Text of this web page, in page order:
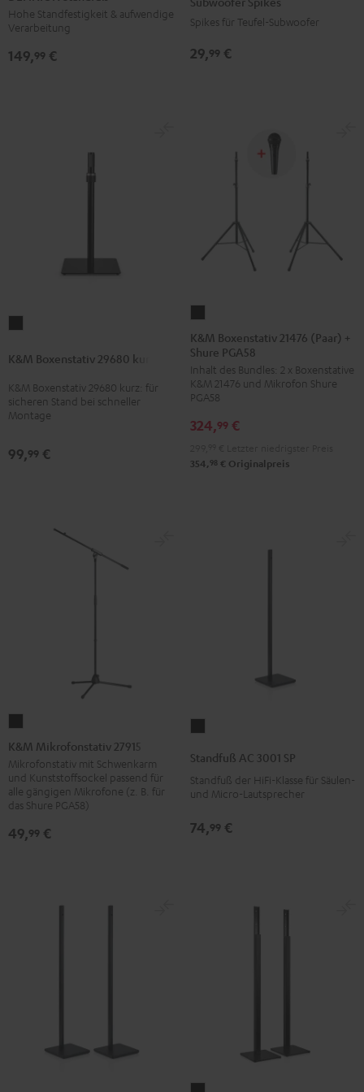
Anthrazit
Hohe Standfestigkeit & aufwendige
Verarbeitung
149,99 €
Spikes für Teufel-Subwoofer
29,99 €
29680
kurz
Schwarz
K&M Boxenstativ 29680 kurz
K&M Boxenstativ 29680 kurz: für
sicheren Stand bei schneller
Montage
99,99 €
Boxenstativ
21476
(Paar)
+
PGA58
K&M Boxenstativ 21476 (Paar) +
Shure PGA58
Inhalt des Bundles: 2 x Boxenstative
K&M 21476 und Mikrofon Shure
PGA58
324,99 €
354, 98 € Originalpreis
Mikrofonstativ
27915
Schwarz
K&M Mikrofonstativ 27915
Mikrofonstativ mit Schwenkarm
und Kunststoffsockel passend für
alle gängigen Mikrofone (z. B. für
das Shure PGA58)
49,99 €
3001
SP
Standfuß AC 3001 SP
Standfuß der HiFi-Klasse für Säulen-
und Micro-Lautsprecher
74,99 €